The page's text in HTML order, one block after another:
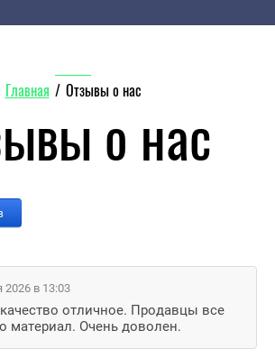
Главная / Отзывы о нас
о нас
в 13:03
отличное. Продавцы все
материал. Очень доволен.